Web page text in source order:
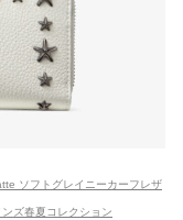
ソフトグレイニーカーフレザ
ズ春夏コレクション